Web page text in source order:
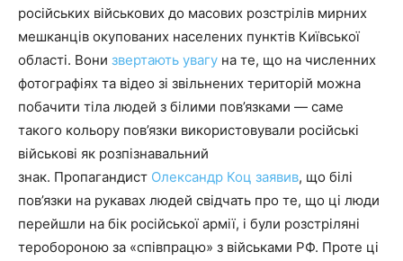
російських військових до масових розстрілів мирних
мешканців окупованих населених пунктів Київської
області. Вони звертають увагу на те, що на численних
фотографіях та відео зі звільнених територій можна
побачити тіла людей з білими пов’язками — саме
такого кольору пов’язки використовували російські
військові як розпізнавальний
знак. Пропагандист Олександр Коц заявив, що білі
пов’язки на рукавах людей свідчать про те, що ці люди
перейшли на бік російської армії, і були розстріляні
теробороною за «співпрацю» з військами РФ. Проте ці